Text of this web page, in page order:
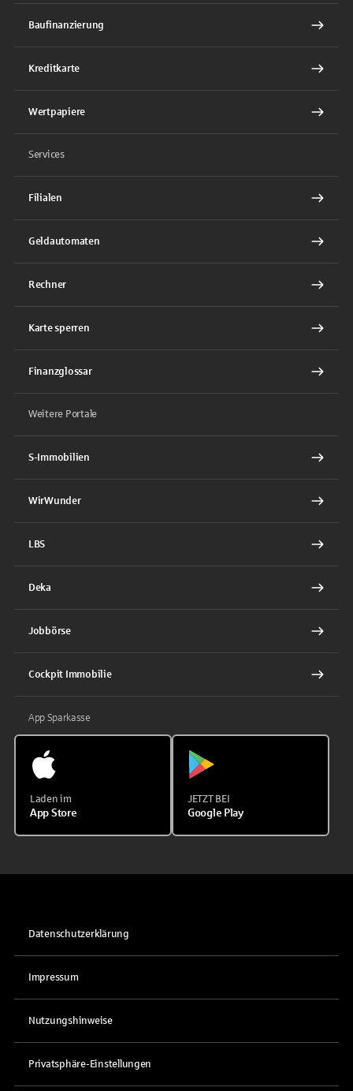
Baufinanzierung
Kreditkarte
Wertpapiere
Services
Filialen
Geldautomaten
Rechner
Karte sperren
Finanzglossar
Weitere Portale
S-Immobilien
WirWunder
LBS
Deka
Jobbörse
Cockpit Immobilie
App Sparkasse
Laden im
App Store
JETZT BEI
Google Play
Datenschutzerklärung
Impressum
Nutzungshinweise
Privatsphäre-Einstellungen